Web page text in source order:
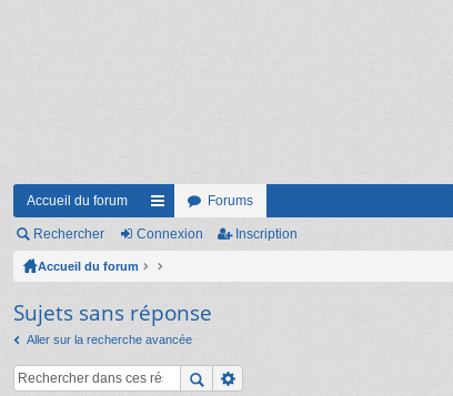
Accueil du forum
ac
co
ci
s
Forums
Rechercher Connexion Inscription
Accueil du forum
Sujets sans réponse
Aller sur la recherche avancée